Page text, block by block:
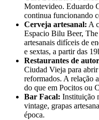
Montevideo. Eduardo
continua funcionando
Cerveja artesanal: A
Espacio Bilu Beer,
artesanais difíceis de
e sextas, a partir das
Restaurantes de
Ciudad Vieja para abrir
reformados. A relação
do que em Pocitos ou
Bar Facal: Instituição
vintage, grapas
época.